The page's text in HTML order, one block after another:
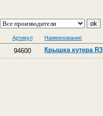
Артикул Наименование
94600 Крышка кутера R3